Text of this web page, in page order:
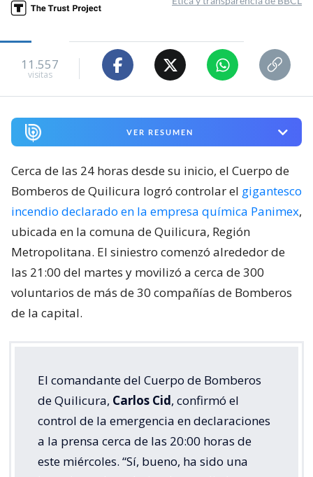
11.557
visitas
VER RESUMEN
Cerca de las 24 horas desde su inicio, el Cuerpo de
Bomberos de Quilicura logró controlar el gigantesco
incendio declarado en la empresa química Panimex,
ubicada en la comuna de Quilicura, Región
Metropolitana. El siniestro comenzó alrededor de
las 21:00 del martes y movilizó a cerca de 300
voluntarios de más de 30 compañías de Bomberos
de la capital.
El comandante del Cuerpo de Bomberos
de Quilicura, Carlos Cid, confirmó el
control de la emergencia en declaraciones
a la prensa cerca de las 20:00 horas de
este miércoles. “Sí, bueno, ha sido una